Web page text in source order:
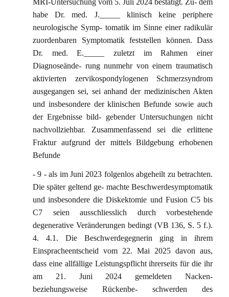
MRI-Untersuchung vom 5. Juli 2024 bestätigt. Zu- dem
habe Dr. med. J._____ klinisch keine periphere
neurologische Symp- tomatik im Sinne einer radikulär
zuordenbaren Symptomatik feststellen können. Dass
Dr. med. E._____ zuletzt im Rahmen einer
Diagnoseände- rung nunmehr von einem traumatisch
aktivierten zervikospondylogenen Schmerzsyndrom
ausgegangen sei, sei anhand der medizinischen Akten
und insbesondere der klinischen Befunde sowie auch
der Ergebnisse bild- gebender Untersuchungen nicht
nachvollziehbar. Zusammenfassend sei die erlittene
Fraktur aufgrund der mittels Bildgebung erhobenen
Befunde
- 9 - als im Juni 2023 folgenlos abgeheilt zu betrachten.
Die später geltend ge- machte Beschwerdesymptomatik
und insbesondere die Diskektomie und Fusion C5 bis
C7 seien ausschliesslich durch vorbestehende
degenerative Veränderungen bedingt (VB 136, S. 5 f.).
4. 4.1. Die Beschwerdegegnerin ging in ihrem
Einspracheentscheid vom 22. Mai 2025 davon aus,
dass eine allfällige Leistungspflicht ihrerseits für die ihr
am 21. Juni 2024 gemeldeten Nacken-
beziehungsweise Rückenbe- schwerden des